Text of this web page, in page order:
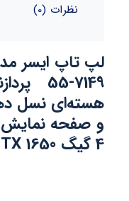
نظرات (0)
4 گیگ GTX 1650